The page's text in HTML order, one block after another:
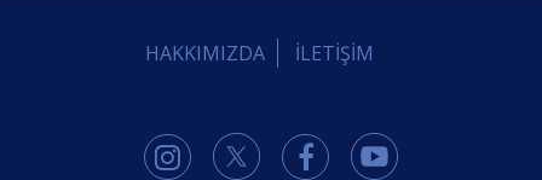
HAKKIMIZDA İLETİŞİM